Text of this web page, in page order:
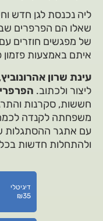
ליה נכנסת לגן חדש
שאלו הם הפרפרים
של מפגשים חוזרים
איתם באמצעות
עינת שרון אהרונוביץ
ליצור ולכתוב.
חששות, סקרנות
משפחתה לקנדה
עם אתגר ההסתגלות
ולהתחלות חדשות
דיגיטלי
₪35